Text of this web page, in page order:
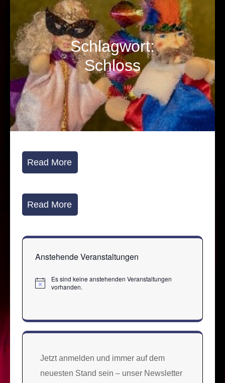
Schlagwort:
Schloss
Read More
Read More
Anstehende Veranstaltungen
Hinweis
Es sind keine anstehenden Veranstaltungen
vorhanden.
Jetzt anmelden und immer auf dem
neuesten Stand sein – unser Newsletter